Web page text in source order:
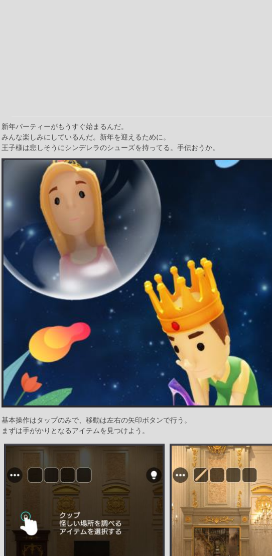
新年パーティーがもうすぐ始まるんだ。
みんな楽しみにしているんだ。新年を迎えるために。
王子様は悲しそうにシンデレラのシューズを持ってる。手伝おうか。
基本操作はタップのみで、移動は左右の矢印ボタンで行う。
まずは手がかりとなるアイテムを見つけよう。